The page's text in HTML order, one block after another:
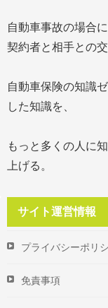
自動車事故の場合
契約者と相手との
自動車保険の知識
した知識を、
もっと多くの人に
上げる。
サイト運営情報
プライバシーポリ
免責事項